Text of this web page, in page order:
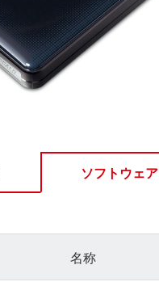
ソフトウェア
名称